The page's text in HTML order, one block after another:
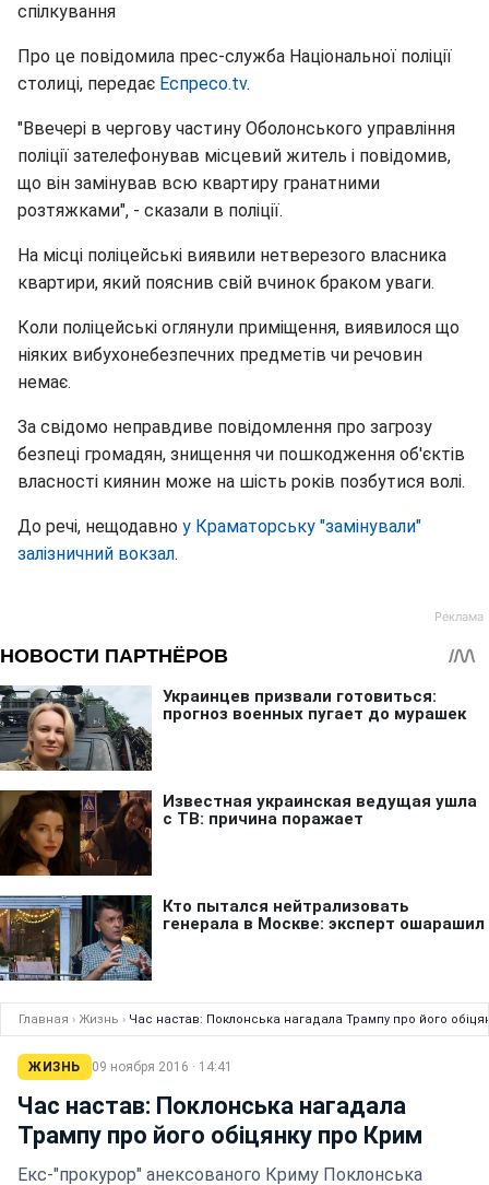
спілкування
Про це повідомила прес-служба Національної поліції
столиці, передає Еспресо.tv.
"Ввечері в чергову частину Оболонського управління
поліції зателефонував місцевий житель і повідомив,
що він замінував всю квартиру гранатними
розтяжками", - сказали в поліції.
На місці поліцейські виявили нетверезого власника
квартири, який пояснив свій вчинок браком уваги.
Коли поліцейські оглянули приміщення, виявилося що
ніяких вибухонебезпечних предметів чи речовин
немає.
За свідомо неправдиве повідомлення про загрозу
безпеці громадян, знищення чи пошкодження об'єктів
власності киянин може на шість років позбутися волі.
До речі, нещодавно у Краматорську "замінували"
залізничний вокзал.
Главная › Жизнь › Час настав: Поклонська нагадала Трампу про його
ЖИЗНЬ 09 ноября 2016 · 14:41
Час настав: Поклонська нагадала
Трампу про його обіцянку про Крим
Екс-"прокурор" анексованого Криму Поклонська